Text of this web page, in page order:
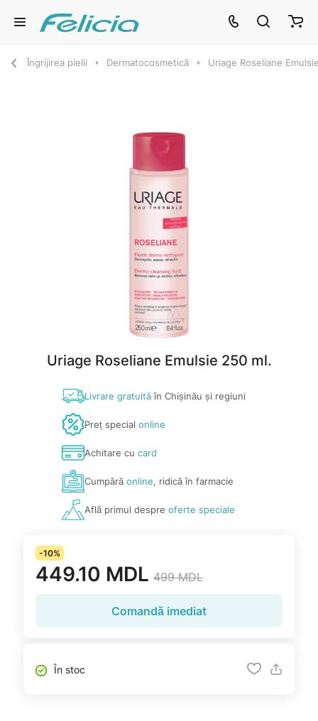
Îngrijirea pielii Dermatocosmetică Uriage Roseliane
Uriage Roseliane Emulsie 250 ml.
Livrare gratuităîn Chișinău și regiuni
Preț special online
Achitare cu card
Cumpărăonline, ridică în farmacie
Află primul despre oferte speciale
-10%
449.10 MDL 499 MDL
Comandă imediat
În stoc